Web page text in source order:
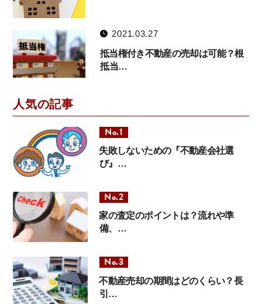
2021.03.27
抵当権付き不動産の売却は可能？根
抵当…
人気の記事
失敗しないための『不動産会社選
び』…
家の査定のポイントは？流れや準
備、…
不動産売却の期間はどのくらい？長
引…